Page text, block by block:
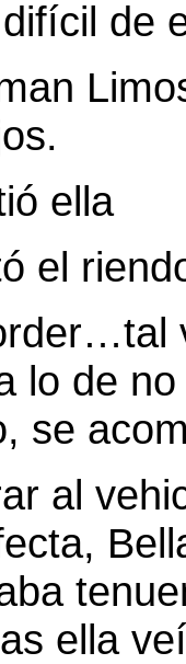
de
ella
el
lo de
se
al
ella